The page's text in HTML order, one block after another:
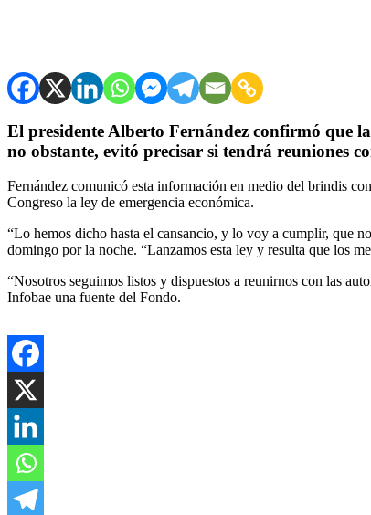
El presidente Alberto Fernández confirmó que
no obstante, evitó precisar si tendrá reuniones
Fernández comunicó esta información en medio del brindis
Congreso la ley de emergencia económica.
“Lo hemos dicho hasta el cansancio, y lo voy a cumplir, que
domingo por la noche. “Lanzamos esta ley y resulta que los
“Nosotros seguimos listos y dispuestos a reunirnos con las
Infobae una fuente del Fondo.